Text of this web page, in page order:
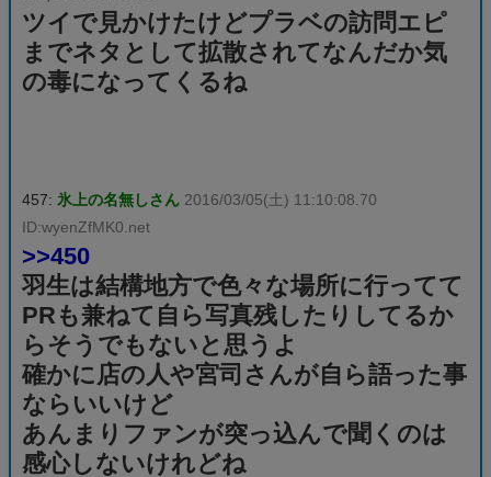
ツイで見かけたけどプラベの訪問エピ
までネタとして拡散されてなんだか気
の毒になってくるね
457: 氷上の名無しさん 2016/03/05(土) 11:10:08.70
ID:wyenZfMK0.net
>>450
羽生は結構地方で色々な場所に行ってて
PRも兼ねて自ら写真残したりしてるか
らそうでもないと思うよ
確かに店の人や宮司さんが自ら語った事
ならいいけど
あんまりファンが突っ込んで聞くのは
感心しないけれどね